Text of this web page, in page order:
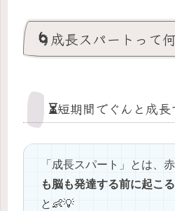
🌀成長スパートって
⏳短期間でぐんと成
「成長スパート」とは、
も脳も発達する前に起こ
と👶💡